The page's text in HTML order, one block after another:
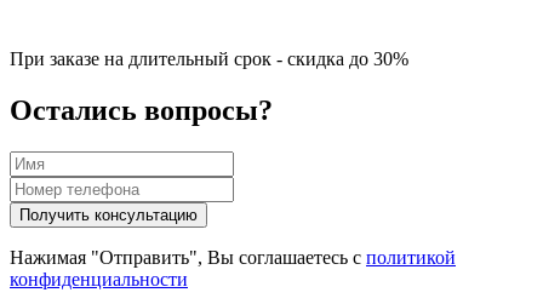
При заказе на длительный срок - скидка до 30%
Остались вопросы?
Нажимая "Отправить", Вы соглашаетесь с политикой
конфиденциальности